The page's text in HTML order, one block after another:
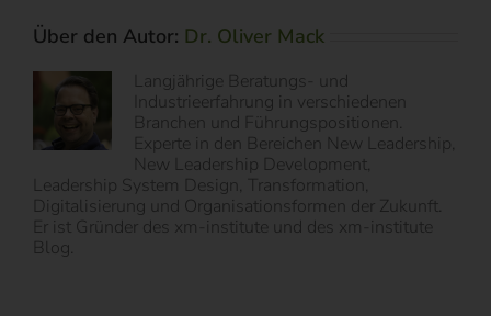
Über den Autor: Dr. Oliver Mack
Langjährige Beratungs- und
Industrieerfahrung in verschiedenen
Branchen und Führungspositionen.
Experte in den Bereichen New Leadership,
New Leadership Development,
Leadership System Design, Transformation,
Digitalisierung und Organisationsformen der Zukunft.
Er ist Gründer des xm-institute und des xm-institute
Blog.